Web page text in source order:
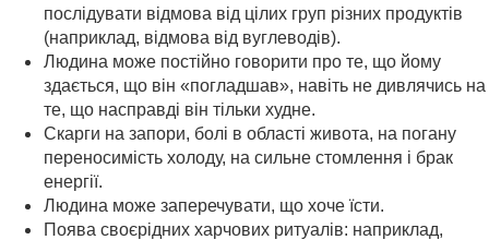
послідувати відмова від цілих груп різних продуктів
(наприклад, відмова від вуглеводів).
Людина може постійно говорити про те, що йому
здається, що він «погладшав», навіть не дивлячись на
те, що насправді він тільки худне.
Скарги на запори, болі в області живота, на погану
переносимість холоду, на сильне стомлення і брак
енергії.
Людина може заперечувати, що хоче їсти.
Поява своєрідних харчових ритуалів: наприклад,